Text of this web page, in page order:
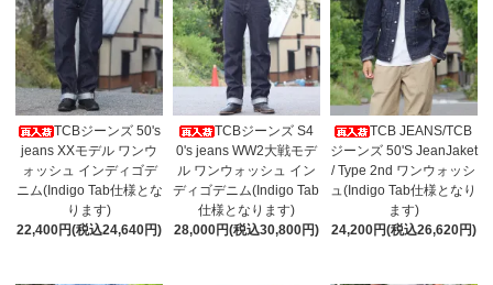
TCBジーンズ 50's
jeans XXモデル ワンウ
ォッシュ インディゴデ
ニム(Indigo Tab仕様とな
ります)
22,400円(税込24,640円)
TCBジーンズ S4
0's jeans WW2大戦モデ
ル ワンウォッシュ イン
ディゴデニム(Indigo Tab
仕様となります)
28,000円(税込30,800円)
TCB JEANS/TCB
ジーンズ 50'S JeanJaket
/ Type 2nd ワンウォッシ
ュ(Indigo Tab仕様となり
ます)
24,200円(税込26,620円)